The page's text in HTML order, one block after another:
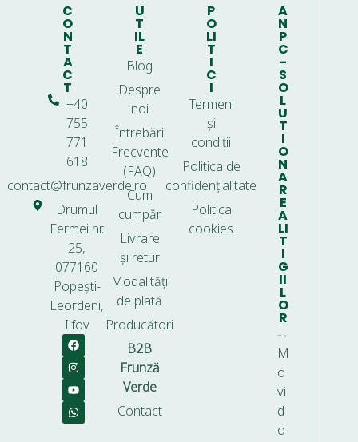
C
O
N
T
A
C
T
+40
755
771
618
contact@frunzaverde.ro
Drumul
Fermei nr.
25,
077160
Popești-
Leordeni,
Ilfov
U
T
IL
E
Blog
Despre
noi
Întrebări
Frecvente
(FAQ)
Cum
cumpăr
Livrare
și retur
Modalități
de plată
Producători
B2B
Frunză
Verde
Contact
P
O
LI
T
I
C
I
Termeni
și
condiții
Politica de
confidențialitate
Politica
cookies
A
N
P
C
-
S
O
L
U
T
I
O
N
A
R
E
A
LI
T
I
G
II
L
O
R
M
o
vi
d
o